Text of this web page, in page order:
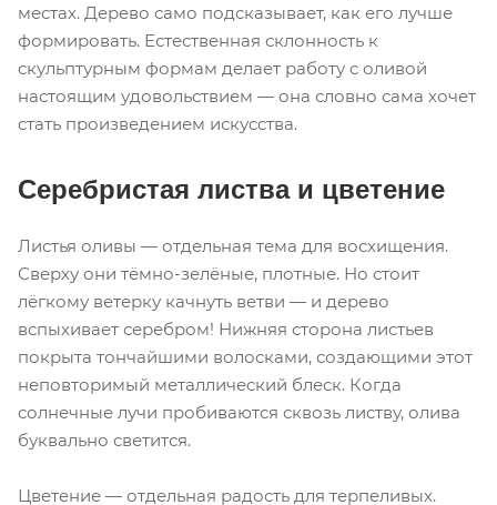
местах. Дерево само подсказывает, как его лучше
формировать. Естественная склонность к
скульптурным формам делает работу с оливой
настоящим удовольствием — она словно сама хочет
стать произведением искусства.
Серебристая листва и цветение
Листья оливы — отдельная тема для восхищения.
Сверху они тёмно-зелёные, плотные. Но стоит
лёгкому ветерку качнуть ветви — и дерево
вспыхивает серебром! Нижняя сторона листьев
покрыта тончайшими волосками, создающими этот
неповторимый металлический блеск. Когда
солнечные лучи пробиваются сквозь листву, олива
буквально светится.
Цветение — отдельная радость для терпеливых.